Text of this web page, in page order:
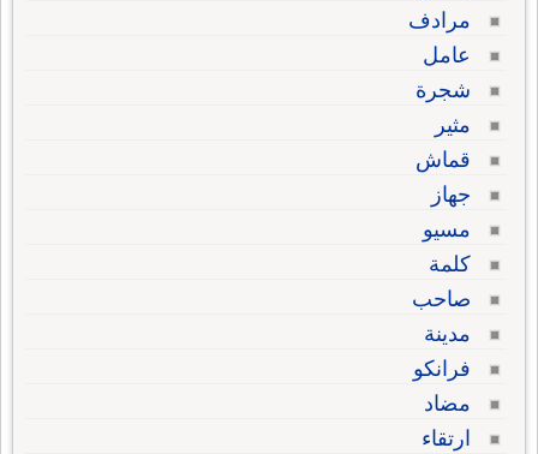
مرادف
عامل
شجرة
مثير
قماش
جهاز
مسيو
كلمة
صاحب
مدينة
فرانكو
مضاد
ارتقاء